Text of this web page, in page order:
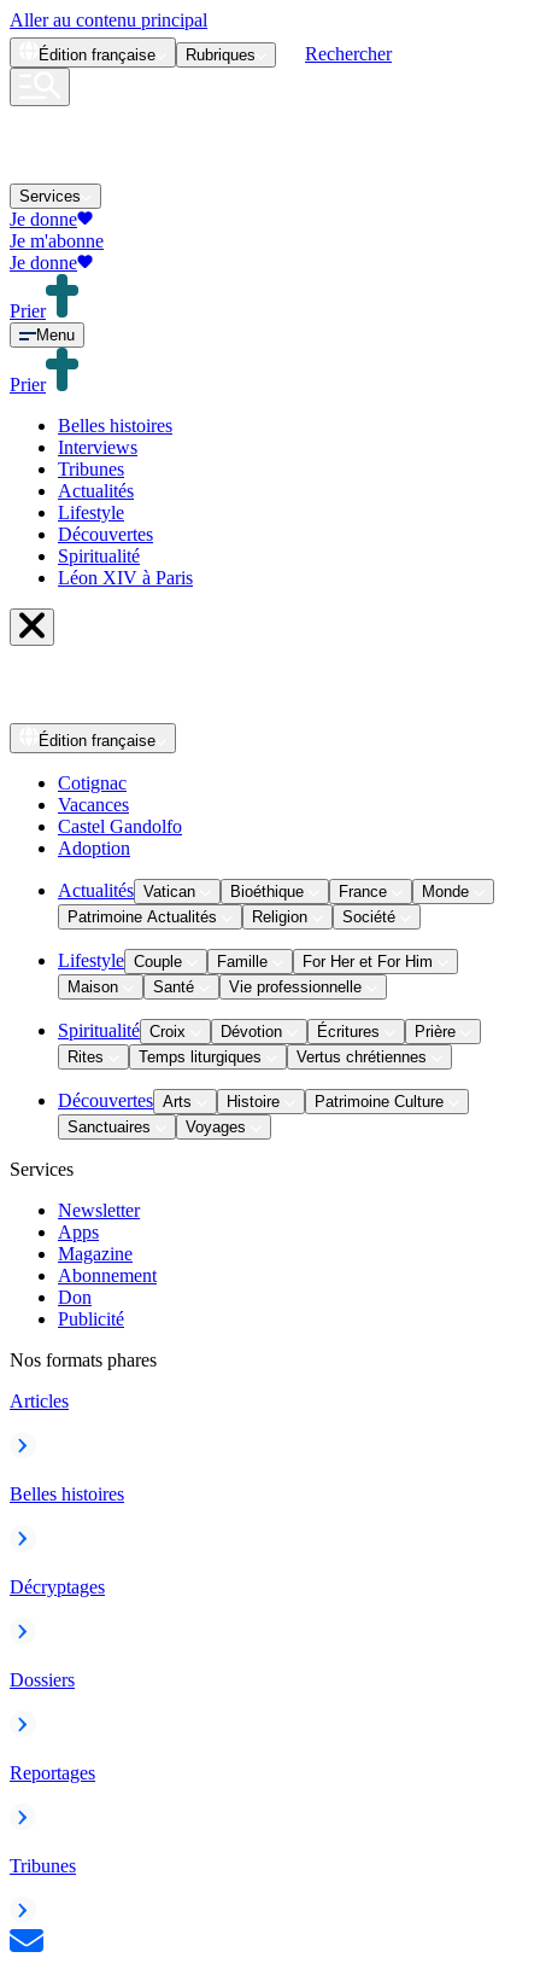
Aller au contenu principal
Édition française Rubriques Rechercher
Services
Je donne
Je m'abonne
Je donne
Prier
Menu
Prier
Belles histoires
Interviews
Tribunes
Actualités
Lifestyle
Découvertes
Spiritualité
Léon XIV à Paris
Édition française
Cotignac
Vacances
Castel Gandolfo
Adoption
Actualités Vatican Bioéthique France
Monde
Patrimoine Actualités
Religion Société
Lifestyle Couple Famille
For Her et For Him
Maison
Santé Vie professionnelle
Spiritualité Croix Dévotion Écritures
Prière
Rites
Temps liturgiques Vertus chrétiennes
Découvertes Arts Histoire
Patrimoine Culture
Sanctuaires
Voyages
Services
Newsletter
Apps
Magazine
Abonnement
Don
Publicité
Nos formats phares
Articles
Belles histoires
Décryptages
Dossiers
Reportages
Tribunes